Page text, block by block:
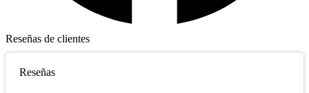
Reseñas de clientes
Reseñas